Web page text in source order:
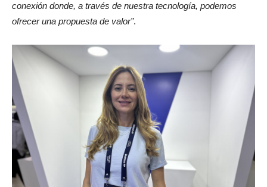
conexión donde, a través de nuestra tecnología, podemos
ofrecer una propuesta de valor”.